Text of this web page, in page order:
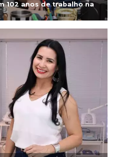
102 anos de trabalho na